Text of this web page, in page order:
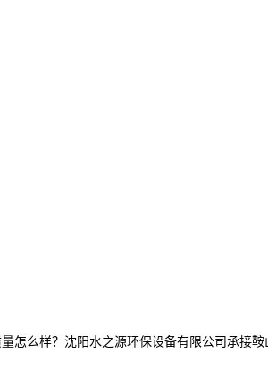
怎么样？沈阳水之源环保设备有限公司承接